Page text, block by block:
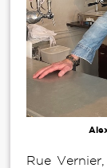
Rue